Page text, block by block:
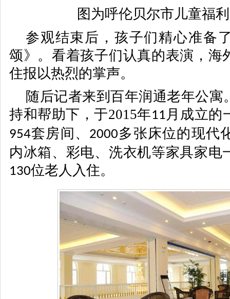
图为呼伦贝尔市儿童福
参观结束后，孩子们精心准备
颂》。看着孩子们认真的表演，海
住报以热烈的掌声。
随后记者来到百年润通老年公寓
持和帮助下，于2015年11月成立的
954套房间、 2000多张床位的现代
内冰箱、彩电、洗衣机等家具家电
130位老人入住。